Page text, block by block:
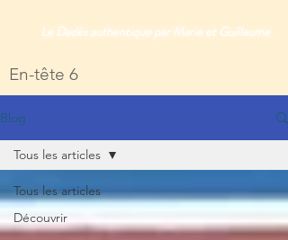
Le Dadès authentique par Marie et Guillaume
En-tête 6
Blog
Tous les articles
Découvrir
Tous les articles